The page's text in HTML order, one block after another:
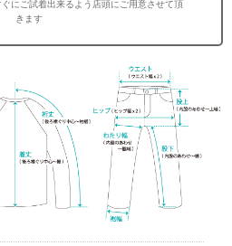
にご試着出来るよう店頭にご用意させて頂
きます